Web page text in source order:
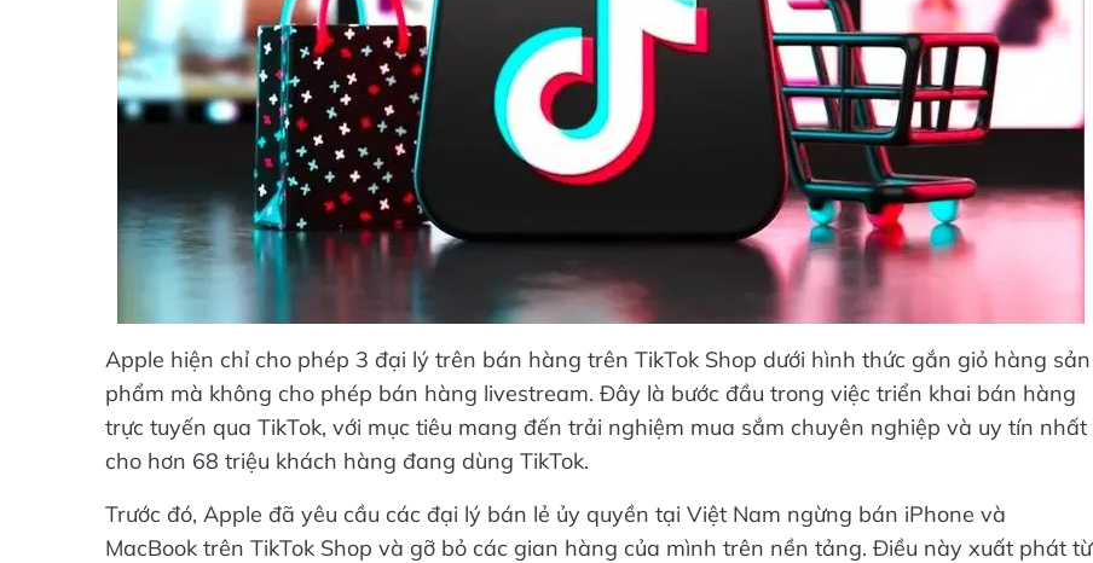
Apple hiện chỉ cho phép 3 đại lý trên bán hàng trên TikTok Shop dưới hình thức gắn giỏ hàng sản
phẩm mà không cho phép bán hàng livestream. Đây là bước đầu trong việc triển khai bán hàng
trực tuyến qua TikTok, với mục tiêu mang đến trải nghiệm mua sắm chuyên nghiệp và uy tín nhất
cho hơn 68 triệu khách hàng đang dùng TikTok.
Trước đó, Apple đã yêu cầu các đại lý bán lẻ ủy quyền tại Việt Nam ngừng bán iPhone và
MacBook trên TikTok Shop và gỡ bỏ các gian hàng của mình trên nền tảng. Điều này xuất phát từ